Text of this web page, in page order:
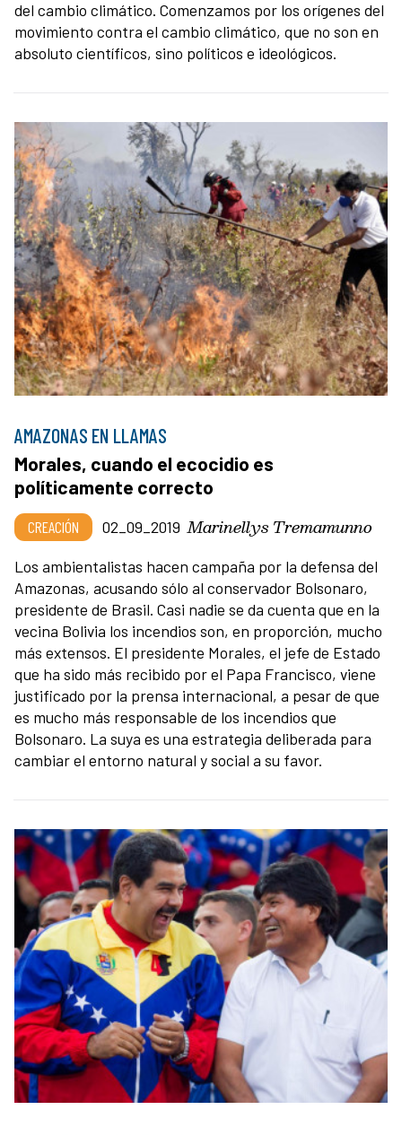
del cambio climático. Comenzamos por los orígenes del
movimiento contra el cambio climático, que no son en
absoluto científicos, sino políticos e ideológicos.
AMAZONAS EN LLAMAS
Morales, cuando el ecocidio es
políticamente correcto
CREACIÓN 02_09_2019 Marinellys Tremamunno
Los ambientalistas hacen campaña por la defensa del
Amazonas, acusando sólo al conservador Bolsonaro,
presidente de Brasil. Casi nadie se da cuenta que en la
vecina Bolivia los incendios son, en proporción, mucho
más extensos. El presidente Morales, el jefe de Estado
que ha sido más recibido por el Papa Francisco, viene
justificado por la prensa internacional, a pesar de que
es mucho más responsable de los incendios que
Bolsonaro. La suya es una estrategia deliberada para
cambiar el entorno natural y social a su favor.